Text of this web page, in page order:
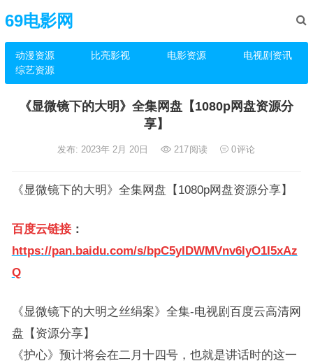
69电影网
动漫资源 比亮影视 电影资源
电视剧资讯
综艺资源
《显微镜下的大明》全集网盘【1080p网盘资源分
享】
发布: 2023年 2月 20日 217阅读 0评论
《显微镜下的大明》全集网盘【1080p网盘资源分享】
百度云链接：
https://pan.baidu.com/s/bpC5yIDWMVnv6lyO1I5xAz
Q
《显微镜下的大明之丝绢案》全集-电视剧百度云高清网
盘【资源分享】
《护心》预计将会在二月十四号，也就是讲话时的这一